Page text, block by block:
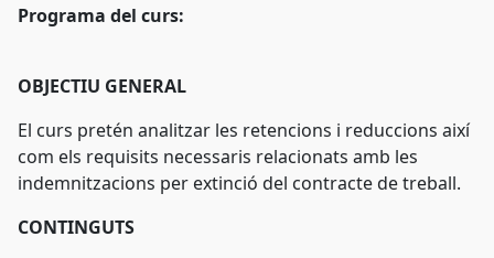
Programa del curs:
OBJECTIU GENERAL
El curs pretén analitzar les retencions i reduccions així
com els requisits necessaris relacionats amb les
indemnitzacions per extinció del contracte de treball.
CONTINGUTS